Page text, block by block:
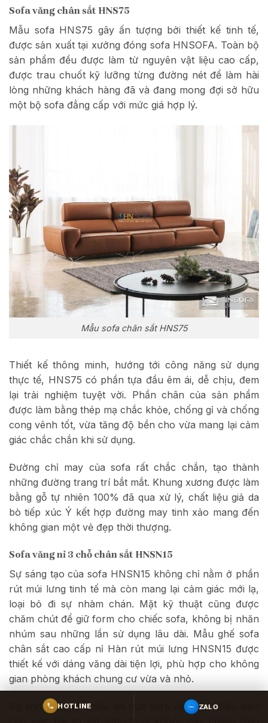
Sofa văng chân sắt HNS75
Mẫu sofa HNS75 gây ấn tượng bởi thiết kế tinh tế,
được sản xuất tại xưởng đóng sofa HNSOFA. Toàn bộ
sản phẩm đều được làm từ nguyên vật liệu cao cấp,
được trau chuốt kỹ lưỡng từng đường nét để làm hài
lòng những khách hàng đã và đang mong đợi sở hữu
một bộ sofa đẳng cấp với mức giá hợp lý.
Mẫu sofa chân sắt HNS75
Thiết kế thông minh, hướng tới công năng sử dụng
thực tế, HNS75 có phần tựa đầu êm ái, dễ chịu, đem
lại trải nghiệm tuyệt vời. Phần chân của sản phẩm
được làm bằng thép mạ chắc khỏe, chống gỉ và chống
cong vênh tốt, vừa tăng độ bền cho vừa mang lại cảm
giác chắc chắn khi sử dụng.
Đường chỉ may của sofa rất chắc chắn, tạo thành
những đường trang trí bắt mắt. Khung xương được làm
bằng gỗ tự nhiên 100% đã qua xử lý, chất liệu giả da
bò tiếp xúc Ý kết hợp đường may tinh xảo mang đến
không gian một vẻ đẹp thời thượng.
Sofa văng nỉ 3 chỗ chân sắt HNSN15
Sự sáng tạo của sofa HNSN15 không chỉ nằm ở phần
rút múi lưng tinh tế mà còn mang lại cảm giác mới lạ,
loại bỏ đi sự nhàm chán. Mặt kỹ thuật cũng được
chăm chút để giữ form cho chiếc sofa, không bị nhăn
nhúm sau những lần sử dụng lâu dài. Mẫu ghế sofa
chân sắt cao cấp nỉ Hàn rút múi lưng HNSN15 được
thiết kế với dáng văng dài tiện lợi, phù hợp cho không
gian phòng khách chung cư vừa và nhỏ.
Sự linh hoạt về chiều dài của sofa văng tạo điều kiện
HOTLINE ZALO